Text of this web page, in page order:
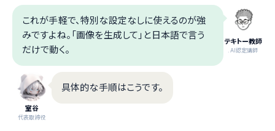
テキトー教師
.AI認定講師
これが手軽で、特別な設定なしに使えるのが強
みですよね。「画像を生成して」と日本語で言う
だけで動く。
室谷
代表取締役
具体的な手順はこうです。